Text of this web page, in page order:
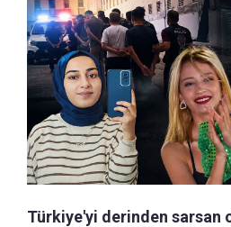
Türkiye'yi derinden sarsan